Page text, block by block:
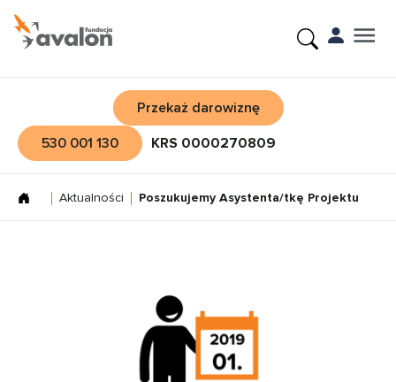
Przekaż darowiznę
530 001 130
KRS 0000270809
Aktualności Poszukujemy Asystenta/tkę Projektu